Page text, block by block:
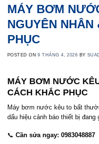
MÁY BƠM
NGUYÊN
PHỤC
POSTED ON9 THÁNG 4, 2026 BY
MÁY BƠM NƯỚC
CÁCH KHẮC PHỤC
Máy bơm nước kêu to bất
dấu hiệu cảnh báo thiết bị đang
📞 Cần sửa ngay: 0983048887